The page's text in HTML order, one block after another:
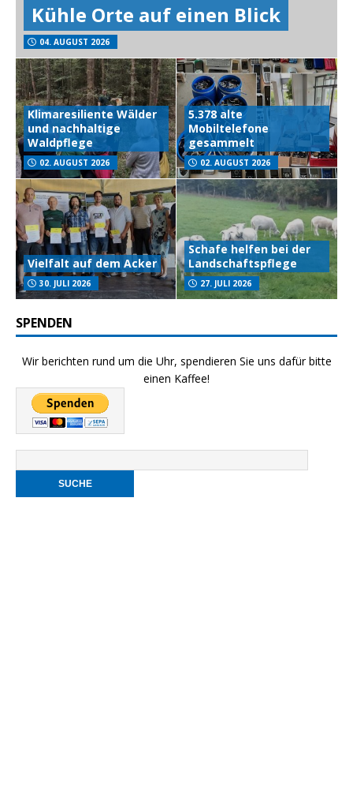
Kühle Orte auf einen Blick
04. AUGUST 2026
Klimaresiliente Wälder
und nachhaltige
Waldpflege
02. AUGUST 2026
5.378 alte
Mobiltelefone
gesammelt
02. AUGUST 2026
Vielfalt auf dem Acker
30. JULI 2026
Schafe helfen bei der
Landschaftspflege
27. JULI 2026
SPENDEN
Wir berichten rund um die Uhr, spendieren Sie uns dafür bitte
einen Kaffee!